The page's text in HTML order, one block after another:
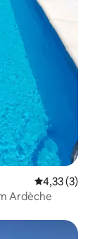
Évaluation
4,33 (3)
Ardèche